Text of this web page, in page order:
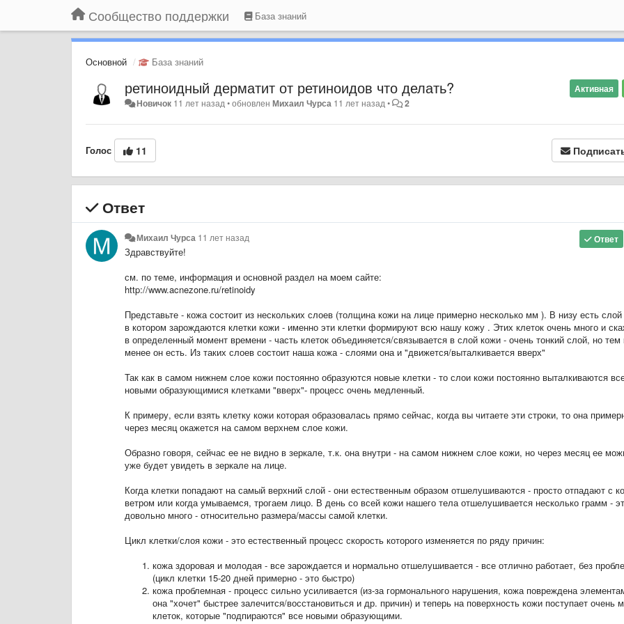
Сообщество поддержки База знаний
Основной База знаний
Активная
ретиноидный дерматит от ретиноидов что делать?
Новичок 11 лет назад•обновленМихаил Чурса 11 лет назад• 2
Голос 11
Ответ
Ответ
Михаил Чурса 11 лет назад
Здравствуйте!
см. по теме, информация и основной раздел на моем сайте:
http://www.acnezone.ru/retinoidy
Представьте - кожа состоит из нескольких слоев (толщина кожи на лице примерно несколько мм ). В низу есть
в котором зарождаются клетки кожи - именно эти клетки формируют всю нашу кожу . Этих клеток очень много и
в определенный момент времени - часть клеток объединяется/связывается в слой кожи - очень тонкий слой, но тем
менее он есть. Из таких слоев состоит наша кожа - слоями она и "движется/выталкивается вверх"
Так как в самом нижнем слое кожи постоянно образуются новые клетки - то слои кожи постоянно выталкиваются
новыми образующимися клетками "вверх"- процесс очень медленный.
К примеру, если взять клетку кожи которая образовалась прямо сейчас, когда вы читаете эти строки, то она
через месяц окажется на самом верхнем слое кожи.
Образно говоря, сейчас ее не видно в зеркале, т.к. она внутри - на самом нижнем слое кожи, но через месяц ее
уже будет увидеть в зеркале на лице.
Когда клетки попадают на самый верхний слой - они естественным образом отшелушиваются - просто отпадают с
ветром или когда умываемся, трогаем лицо. В день со всей кожи нашего тела отшелушивается несколько грамм -
довольно много - относительно размера/массы самой клетки.
Цикл клетки/слоя кожи - это естественный процесс скорость которого изменяется по ряду причин:
кожа здоровая и молодая - все зарождается и нормально отшелушивается - все отлично работает, без
(цикл клетки 15-20 дней примерно - это быстро)
кожа проблемная - процесс сильно усиливается (из-за гормонального нарушения, кожа повреждена
она "хочет" быстрее залечится/восстановиться и др. причин) и теперь на поверхность кожи поступает очень
клеток, которые "подпираются" все новыми образующими.